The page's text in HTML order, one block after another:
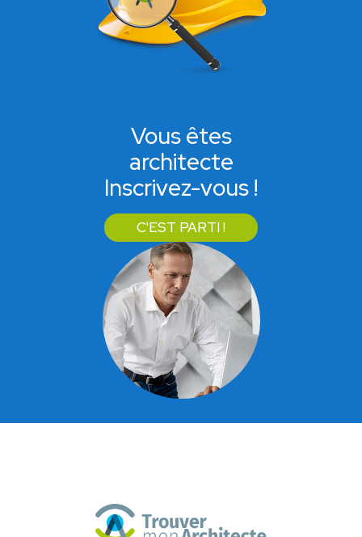
Vous êtes
architecte
Inscrivez-vous !
C'EST PARTI !